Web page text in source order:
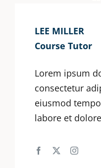
LEE MILLER
Course Tutor
Lorem ipsum
consectetur
eiusmod
labore et